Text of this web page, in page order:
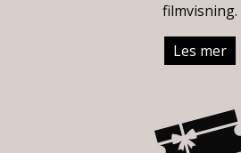
filmvisning.
Les mer